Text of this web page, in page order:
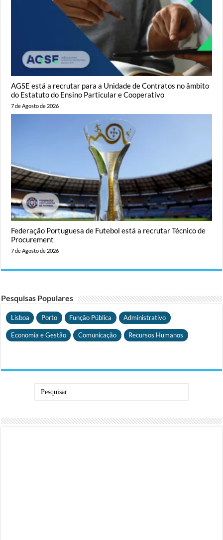
AGSE está a recrutar para a Unidade de Contratos no âmbito
do Estatuto do Ensino Particular e Cooperativo
7 de Agosto de 2026
Federação Portuguesa de Futebol está a recrutar Técnico de
Procurement
7 de Agosto de 2026
Pesquisas Populares
Lisboa Porto Função Pública Administrativo
Economia e Gestão Comunicação Recursos Humanos